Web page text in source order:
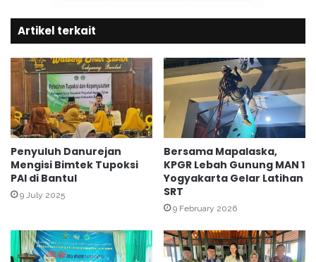
k
a
n
m
a
a
h
H
a
n
S
i
w
a
M
a
d
r
a
h
M
Artikel terkait
Penyuluh Danurejan
Mengisi Bimtek Tupoksi
PAI di Bantul
9 July 2025
Bersama Mapalaska,
KPGR Lebah Gunung MAN 1
Yogyakarta Gelar Latihan
SRT
9 February 2026